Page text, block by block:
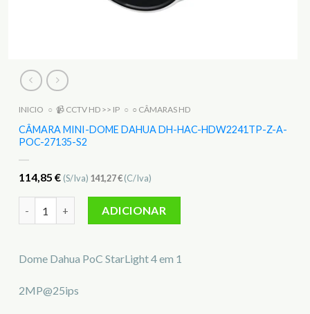
INICIO ○ 📹 CCTV HD >> IP ○ ○ CÂMARAS HD
CÂMARA MINI-DOME DAHUA DH-HAC-HDW2241TP-Z-A-
POC-27135-S2
114,85 € (S/Iva) 141,27€(C/Iva)
ADICIONAR
Dome Dahua PoC StarLight 4 em 1
2MP@25ips